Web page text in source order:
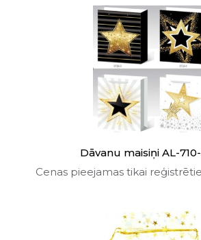
Dāvanu maisiņi AL-
Cenas pieejamas tikai